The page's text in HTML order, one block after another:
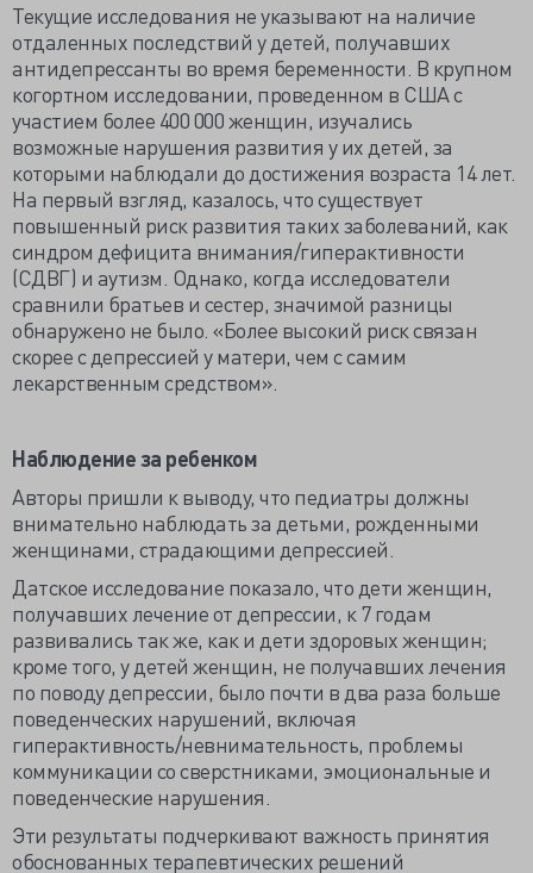
Текущие исследования не указывают на наличие
отдаленных последствий у детей, получавших
антидепрессанты во время беременности. В крупном
когортном исследовании, проведенном в США с
участием более 400 000 женщин, изучались
возможные нарушения развития у их детей, за
которыми наблюдали до достижения возраста 14 лет.
На первый взгляд, казалось, что существует
повышенный риск развития таких заболеваний, как
синдром дефицита внимания/гиперактивности
(СДВГ) и аутизм. Однако, когда исследователи
сравнили братьев и сестер, значимой разницы
обнаружено не было. «Более высокий риск связан
скорее с депрессией у матери, чем с самим
лекарственным средством».
Наблюдение за ребенком
Авторы пришли к выводу, что педиатры должны
внимательно наблюдать за детьми, рожденными
женщинами, страдающими депрессией.
Датское исследование показало, что дети женщин,
получавших лечение от депрессии, к 7 годам
развивались так же, как и дети здоровых женщин;
кроме того, у детей женщин, не получавших лечения
по поводу депрессии, было почти в два раза больше
поведенческих нарушений, включая
гиперактивность/невнимательность, проблемы
коммуникации со сверстниками, эмоциональные и
поведенческие нарушения.
Эти результаты подчеркивают важность принятия
обоснованных терапевтических решений